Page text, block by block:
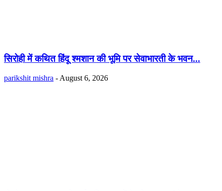
सिरोही में कथित हिंदू श्मशान की भूमि पर सेवाभारती के भवन...
parikshit mishra - August 6, 2026